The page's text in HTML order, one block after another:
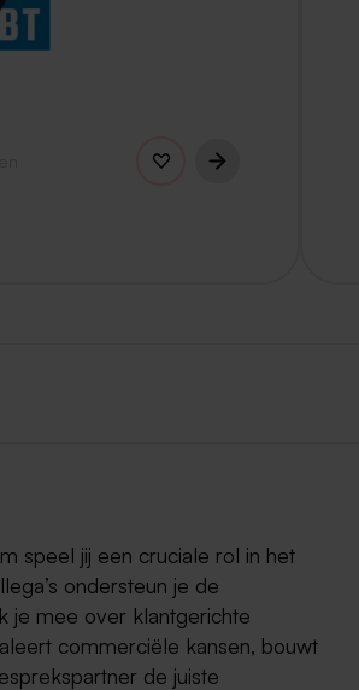
speel jij een cruciale rol in het
ondersteun je de
je mee over klantgerichte
commerciële kansen, bouwt
de juiste